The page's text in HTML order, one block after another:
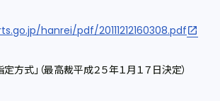
hanrei/pdf/20111212160308.pdf
方式」（最高裁平成２５年１月１７日決定）